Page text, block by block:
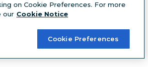
im Feed
ins Detail geht, desto
euch fallen, ihn mit Inhalten zu
on Cookie Preferences. For more
our Cookie Notice
Cookie Preferences